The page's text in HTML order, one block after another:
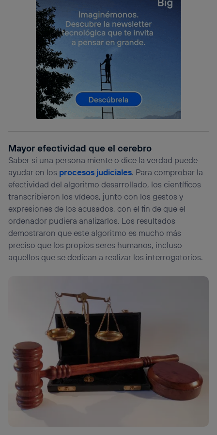
Mayor efectividad que el cerebro
Saber si una persona miente o dice la verdad puede
ayudar en los procesos judiciales. Para comprobar la
efectividad del algoritmo desarrollado, los científicos
transcribieron los vídeos, junto con los gestos y
expresiones de los acusados, con el fin de que el
ordenador pudiera analizarlos. Los resultados
demostraron que este algoritmo es mucho más
preciso que los propios seres humanos, incluso
aquellos que se dedican a realizar los interrogatorios.
consienta el uso de la tecnología recibirá el mismo
identificador. Típicamente:
Si utilizas unaconexión de banda ancha
el marketing o análisis se realizará en función de las
actividades de navegación de los miembros del hogar
que hayan dado su consentimiento.
Si utilizasdatos móviles, el marketing será más
personalizado, ya que se basará únicamente en la
navegación del usuario del móvil.
Puedes gestionar los consentimientos Utiq seleccionando
“Administrar Utiq” en la parte inferior de esta página web o
visitando el portal de privacidad de Utiq
la política de privacidad de Utiq.